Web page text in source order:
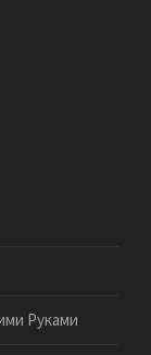
Руками